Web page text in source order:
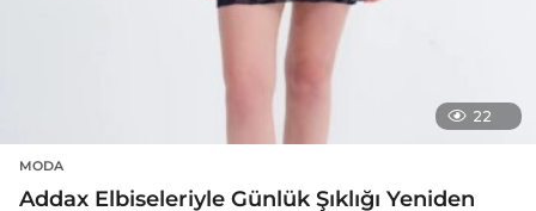
22
MODA
Addax Elbiseleriyle Günlük Şıklığı Yeniden